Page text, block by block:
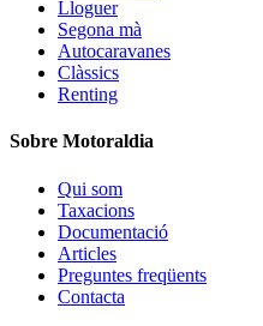
Lloguer
Segona mà
Autocaravanes
Clàssics
Renting
Sobre Motoraldia
Qui som
Taxacions
Documentació
Articles
Preguntes freqüents
Contacta